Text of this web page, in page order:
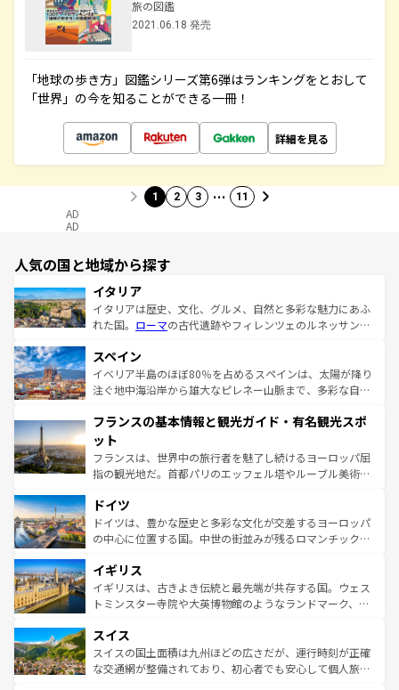
旅の図鑑
2021.06.18 発売
「地球の歩き方」図鑑シリーズ第6弾はランキングをとおして
「世界」の今を知ることができる一冊！
詳細を見る
1 2 3 … 11
AD
AD
人気の国と地域から探す
イタリア
イタリアは歴史、文化、グルメ、自然と多彩な魅力にあふ
れた国。 ローマの古代遺跡やフィレンツェのルネッサンス
ろん、トスカーナの美しい田園風景やアマルフィ海岸の絶
景など、自然景観も見逃せない。観光の合間には、本場の
ピザやパスタなど、絶品のイタリア料理を堪能することも
ませてくれるイタリアで、忘れられない旅をしてみよう！
なお、新着のイタリア情報は
しい。
スペイン
イベリア半島のほぼ80％を占めるスペインは、太陽が降り
注ぐ地中海沿岸から雄大なピレネー山脈まで、多彩な自然
文化が根付くこの国では、情熱的なフラメンコ、熱気あふ
れる闘牛、そして美味しいタパスが生活の一部となってい
る。首都マドリードの洗練された雰囲気や、バルセロナの
アートに溢れた街角から、地方では古代ローマ遺跡や中世
せる。地方によって風土や気候が異なるスペインはその個
性で訪れる人を魅了する。 なお、新着のスペイン情報は コ
ンテンツ一覧を参照してほしい。
フランスの基本情報と観光ガイド・有名観光スポ
ット
フランスは、世界中の旅行者を魅了し続けるヨーロッパ屈
指の観光地だ。首都パリのエッフェル塔やルーブル美術館
で、幅広い魅力が詰まっている。華麗な宮殿、歴史的な大
聖堂、美しいビーチ、そして豊かな自然が、訪れる者を心
から魅了する。また、フランスは美食の国としても知ら
いる。シャンパンの発祥地であるランス、プロヴァンスの
香り高いラベンダー畑など、多彩な楽しみ方が可能だ。さ
らに、パリ以外の地域にも魅力が溢れており、どの街角に
れる地方に足を運ぶとそれぞれで全く異なる文化を体験で
きるだろう。 なお、新着のフランス情報はコンテンツ一覧
を参照してほしい。
ドイツ
ドイツは、豊かな歴史と多彩な文化が交差するヨーロッパ
の中心に位置する国。中世の街並みが残るロマンチック街
顔を持つこの国は、どこを歩いても飽きることがない。ベ
ルリンの文化的活気、バイエルン州のアルプスの絶景、そ
してライン川沿いのワイン畑といった風景は必見。ビール
は、お酒好きな人にはぜひ体験してほしい。 なお、新着の
ドイツ情報はコンテンツ一覧を参照してほしい。
イギリス
イギリスは、古きよき伝統と最先端が共存する国。ウェス
トミンスター寺院や大英博物館のようなランドマーク、歴
リアごとに異なる魅力がある。また、優雅なアフタヌーン
ティー、ビール好きにはたまらない英国パブ、サッカー観
戦など、本場だからこそできる体験も豊富。イギリスを旅
スイス
スイスの国土面積は九州ほどの広さだが、運行時刻が正確
な交通網が整備されており、初心者でも安心して個人旅行